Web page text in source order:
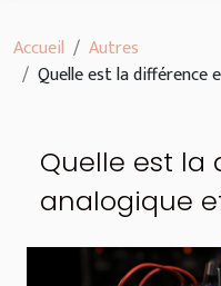
Accueil
Autres
Quelle est la différence
Quelle est la
analogique